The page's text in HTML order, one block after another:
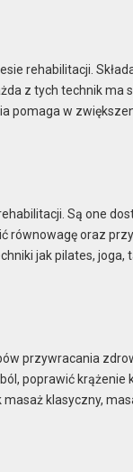
rehabilitacji.
z tych technik ma
pomaga w
Są one
równowagę oraz
jak pilates, joga,
przywracania
poprawić
klasyczny,